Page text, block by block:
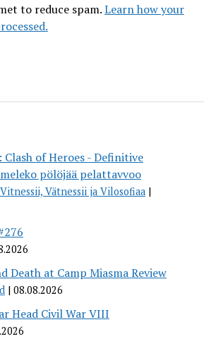
of Heroes - Definitive
pölöjää pelattavvoo
Vätnessii ja Vilosofiaa
Death at Camp Miasma Review
08.08.2026
Head Civil War VIII
to reduce spam.Learn how your